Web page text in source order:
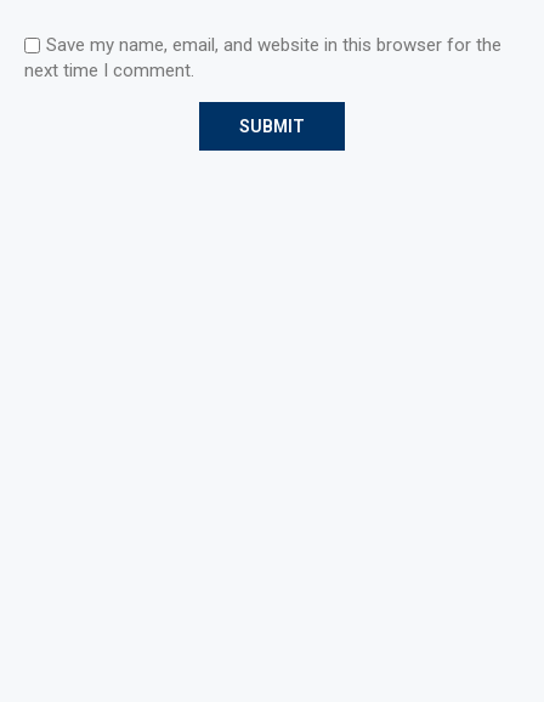
Save my name, email, and website in this browser for the
next time I comment.